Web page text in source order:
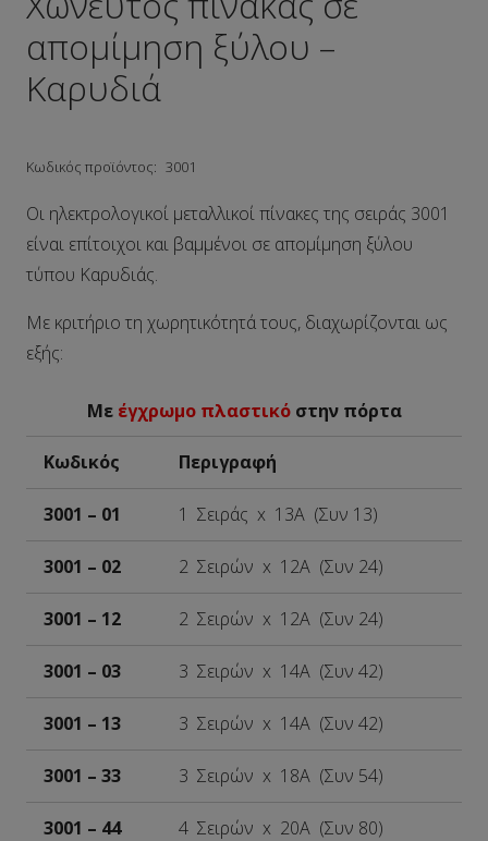
απομίμηση ξύλου –
Καρυδιά
Κωδικός προϊόντος: 3001
Οι ηλεκτρολογικοί μεταλλικοί πίνακες της σειράς 3001
είναι επίτοιχοι και βαμμένοι σε απομίμηση ξύλου
τύπου Καρυδιάς.
Με κριτήριο τη χωρητικότητά τους, διαχωρίζονται ως
εξής:
Με έγχρωμο πλαστικόστην πόρτα
Κωδικός Περιγραφή
3001 – 01 1 Σειράς x 13A (Συν 13)
3001 – 02 2 Σειρών x 12A (Συν 24)
3001 – 12 2 Σειρών x 12A (Συν 24)
3001 – 03 3 Σειρών x 14A (Συν 42)
3001 – 13 3 Σειρών x 14A (Συν 42)
3001 – 33 3 Σειρών x 18A (Συν 54)
3001 – 44 4 Σειρών x 20A (Συν 80)